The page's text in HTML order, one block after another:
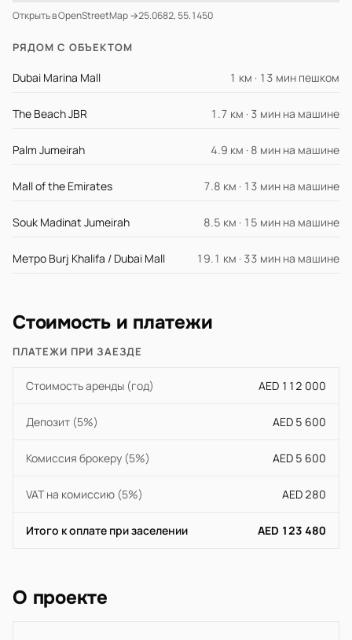
Открыть в OpenStreetMap →25.0682, 55.1450
РЯДОМ С ОБЪЕКТОМ
Dubai Marina Mall 1 км · 13 мин пешком
The Beach JBR 1.7 км · 3 мин на машине
Palm Jumeirah 4.9 км · 8 мин на машине
Mall of the Emirates 7.8 км · 13 мин на машине
Souk Madinat Jumeirah 8.5 км · 15 мин на машине
Метро Burj Khalifa / Dubai Mall 19.1 км · 33 мин на машине
Стоимость и платежи
ПЛАТЕЖИ ПРИ ЗАЕЗДЕ
Стоимость аренды (год) AED 112 000
Депозит (5%) AED 5 600
Комиссия брокеру (5%) AED 5 600
VAT на комиссию (5%) AED 280
Итого к оплате при заселении AED 123 480
О проекте